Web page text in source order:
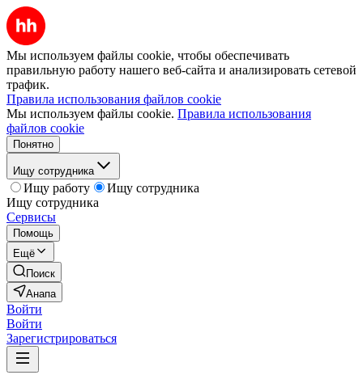
Мы используем файлы cookie, чтобы обеспечивать
правильную работу нашего веб-сайта и анализировать сетевой
трафик.
Правила использования файлов cookie
Мы используем файлы cookie. Правила использования
файлов cookie
Понятно
Ищу сотрудника
Ищу работу
Ищу сотрудника
Ищу сотрудника
Сервисы
Помощь
Ещё
Поиск
Анапа
Войти
Войти
Зарегистрироваться